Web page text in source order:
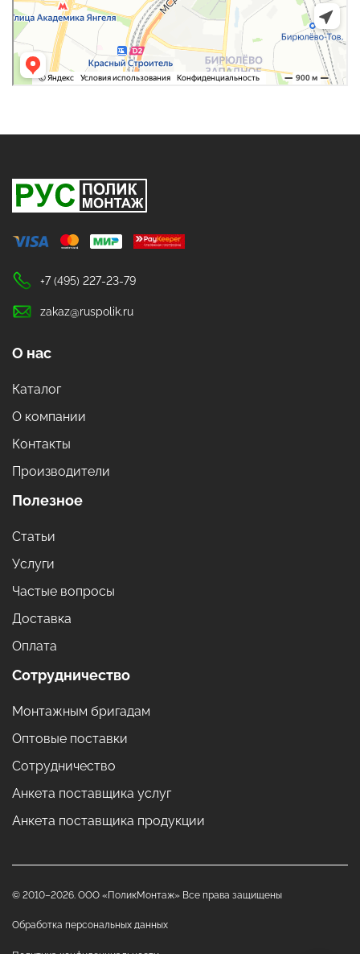
+7 (495) 227-23-79
zakaz@ruspolik.ru
О нас
Каталог
О компании
Контакты
Производители
Полезное
Статьи
Услуги
Частые вопросы
Доставка
Оплата
Сотрудничество
Монтажным бригадам
Оптовые поставки
Сотрудничество
Анкета поставщика услуг
Анкета поставщика продукции
© 2010–2026. ООО «ПоликМонтаж» Все права защищены
Обработка персональных данных